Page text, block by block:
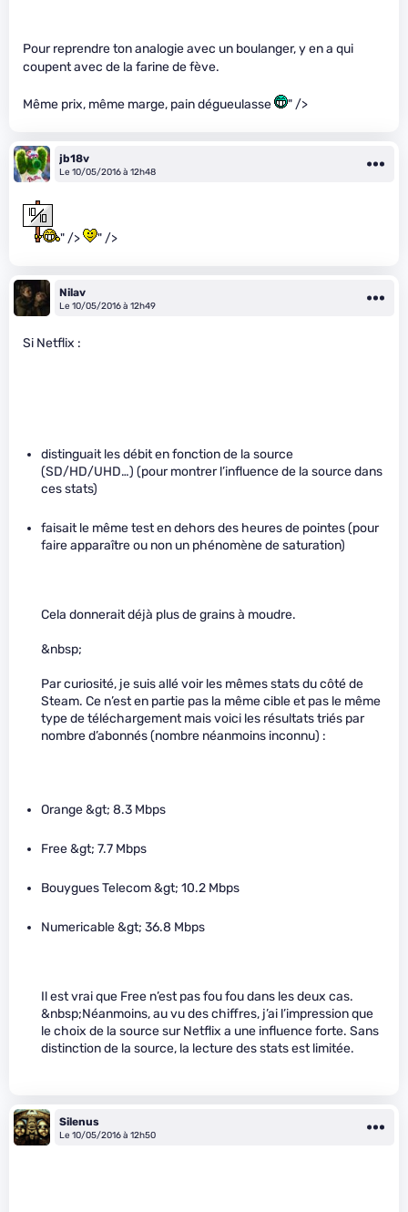
Pour reprendre ton analogie avec un boulanger, y en a qui
coupent avec de la farine de fève.
Même prix, même marge, pain dégueulasse " />
jb18v
Le 10/05/2016 à 12h48
" /> " />
Nilav
Le 10/05/2016 à 12h49
Si Netflix :
distinguait les débit en fonction de la source
(SD/HD/UHD…) (pour montrer l’influence de la source dans
ces stats)
faisait le même test en dehors des heures de pointes (pour
faire apparaître ou non un phénomène de saturation)
Cela donnerait déjà plus de grains à moudre.
&nbsp;
Par curiosité, je suis allé voir les mêmes stats du côté de
Steam. Ce n’est en partie pas la même cible et pas le même
type de téléchargement mais voici les résultats triés par
nombre d’abonnés (nombre néanmoins inconnu) :
Orange &gt; 8.3 Mbps
Free &gt; 7.7 Mbps
Bouygues Telecom &gt; 10.2 Mbps
Numericable &gt; 36.8 Mbps
Il est vrai que Free n’est pas fou fou dans les deux cas.
&nbsp;Néanmoins, au vu des chiffres, j’ai l’impression que
le choix de la source sur Netflix a une influence forte. Sans
distinction de la source, la lecture des stats est limitée.
Silenus
Le 10/05/2016 à 12h50